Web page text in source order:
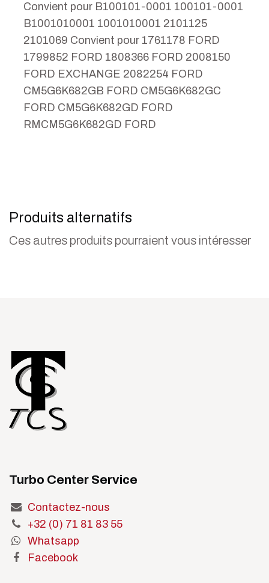
Convient pour B100101-0001 100101-0001
B1001010001 1001010001 2101125
2101069 Convient pour 1761178 FORD
1799852 FORD 1808366 FORD 2008150
FORD EXCHANGE 2082254 FORD
CM5G6K682GB FORD CM5G6K682GC
FORD CM5G6K682GD FORD
RMCM5G6K682GD FORD
Produits alternatifs
Ces autres produits pourraient vous intéresser
Turbo Center Service
Contactez-nous
+32 (0) 71 81 83 55
Whatsapp
Facebook